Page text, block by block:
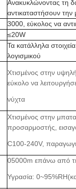
Ανακυκλώνοντας τη
αντικαταστήσουν την
3000, εύκολος να
≤20W
Τα κατάλληλα
λογισμικού
Χτισμένος στην
εύκολο να
νύχτα
Χτισμένος στην
προσαρμοστής,
C100-240V,
05000m επάνω από
Υγρασία: 0~